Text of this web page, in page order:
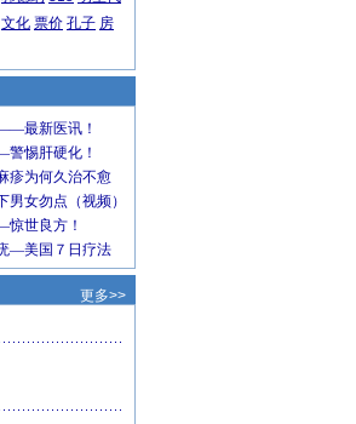
文化 票价 孔子 房
更多>>